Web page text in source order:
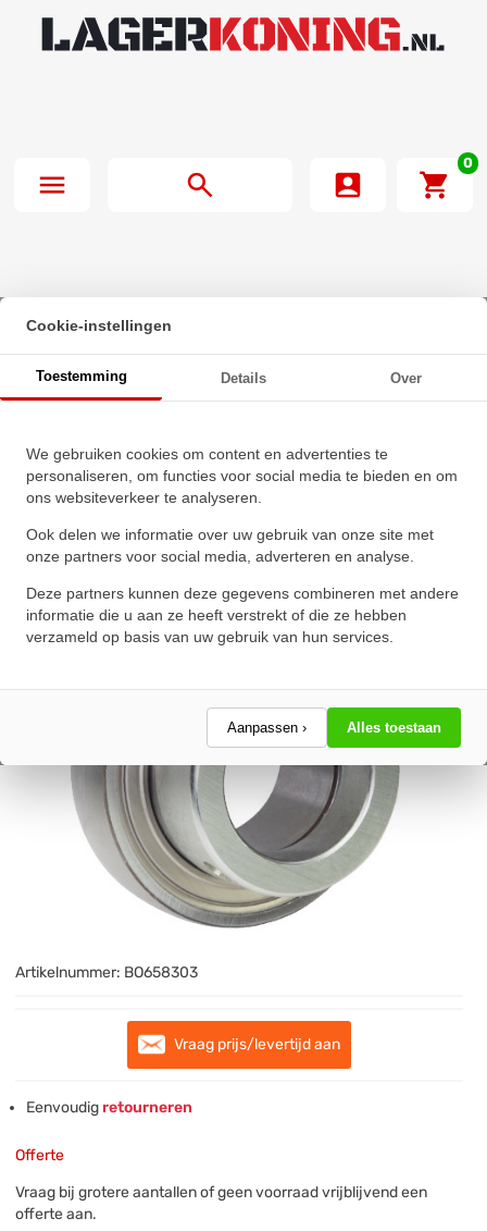
0
Beginpagina· IBB Insert Lager U003 RVS (17mm)
Cookie-instellingen
Toestemming Details Over
We gebruiken cookies om content en advertenties te
personaliseren, om functies voor social media te bieden en om
ons websiteverkeer te analyseren.
Ook delen we informatie over uw gebruik van onze site met
onze partners voor social media, adverteren en analyse.
Deze partners kunnen deze gegevens combineren met andere
informatie die u aan ze heeft verstrekt of die ze hebben
verzameld op basis van uw gebruik van hun services.
Aanpassen › Alles toestaan
(17mm)
★★★★
★★★★
Schrijf een review!
Artikelnummer: BO658303
Vraag prijs/levertijd aan
Eenvoudigretourneren
Offerte
Vraag bij grotere aantallen of geen voorraad vrijblijvend een
offerte aan.